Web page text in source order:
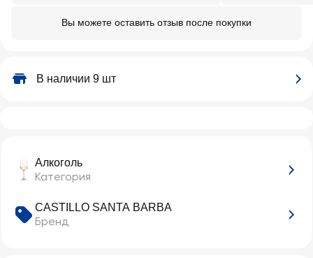
Вы можете оставить отзыв после покупки
В наличии 9 шт
Алкоголь
Категория
CASTILLO SANTA BARBA
Бренд